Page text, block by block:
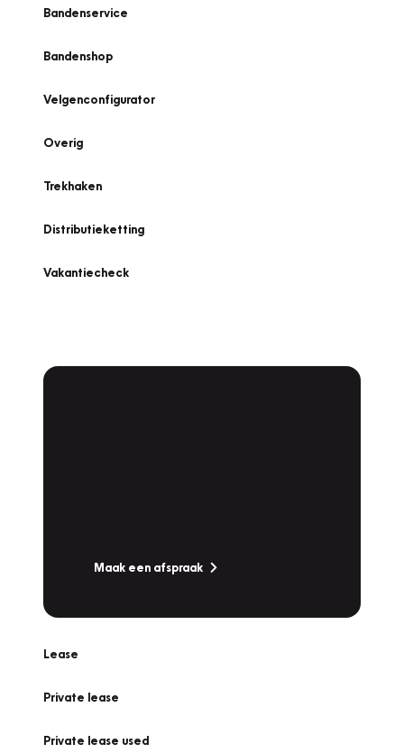
Bandenservice
Bandenshop
Velgenconfigurator
Overig
Trekhaken
Distributieketting
Vakantiecheck
Maak een afspraak
Lease
Private lease
Private lease used